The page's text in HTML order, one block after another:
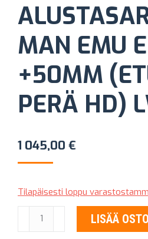
MAN EMU
+50MM
PERÄ HD)
1 045,00 €
Tilapäisesti loppu
ALUSTASARJA
OLD
LISÄÄ